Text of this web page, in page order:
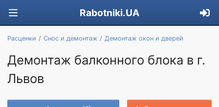
Rabotniki.UA
Расценки Снос и демонтаж Демонтаж окон и дверей
Демонтаж балконного блока в г.
Львов